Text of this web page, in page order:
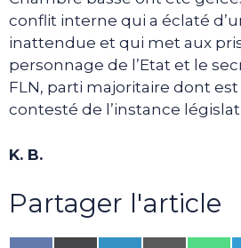
conflit interne qui a éclaté
inattendue et qui met aux
personnage de l’Etat et le
FLN, parti majoritaire dont
contesté de l’instance
K. B.
Partager l'article